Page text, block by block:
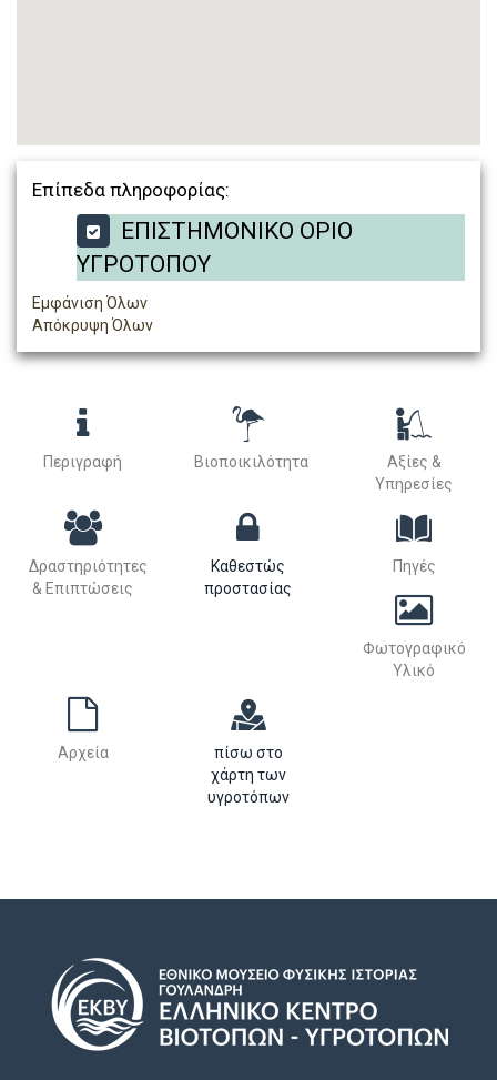
Επίπεδα πληροφορίας:
ΕΠΙΣΤΗΜΟΝΙΚΟ ΟΡΙΟ
ΥΓΡΟΤΟΠΟΥ
Εμφάνιση Όλων
Απόκρυψη Όλων
Περιγραφή Βιοποικιλότητα
Αξίες &
Υπηρεσίες
Δραστηριότητες
& Επιπτώσεις
Καθεστώς
προστασίας
Πηγές
Φωτογραφικό
Υλικό
Αρχεία
πίσω στο
χάρτη των
υγροτόπων